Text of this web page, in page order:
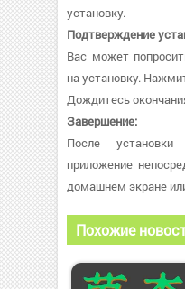
установку.
Подтверждение
Вас может
на установку.
Дождитесь
Завершение:
После
приложение
домашнем экране
Похожие